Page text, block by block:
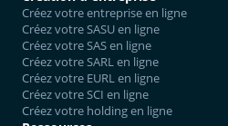
Créez votre entreprise en ligne
Créez votre SASU en ligne
Créez votre SAS en ligne
Créez votre SARL en ligne
Créez votre EURL en ligne
Créez votre SCI en ligne
Créez votre holding en ligne